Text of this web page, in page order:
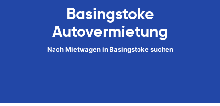
Basingstoke
Autovermietung
Nach Mietwagen in Basingstoke suchen